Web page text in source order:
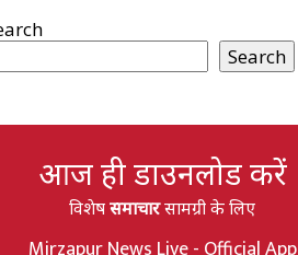
Search
आज ही डाउनलोड करें
विशेषसमाचारसामग्री के लिए